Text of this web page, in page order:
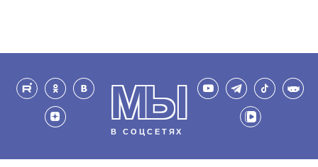
МЫ
В СОЦСЕТЯХ